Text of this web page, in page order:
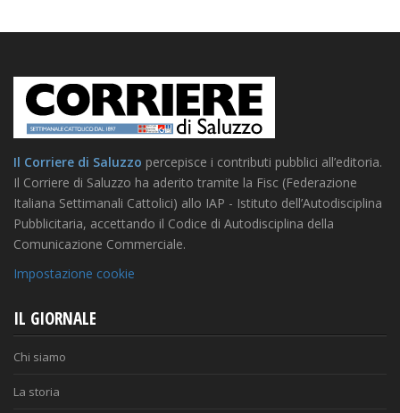
Il Corriere di Saluzzo percepisce i contributi pubblici all’editoria.
Il Corriere di Saluzzo ha aderito tramite la Fisc (Federazione
Italiana Settimanali Cattolici) allo IAP - Istituto dell’Autodisciplina
Pubblicitaria, accettando il Codice di Autodisciplina della
Comunicazione Commerciale.
Impostazione cookie
IL GIORNALE
Chi siamo
La storia